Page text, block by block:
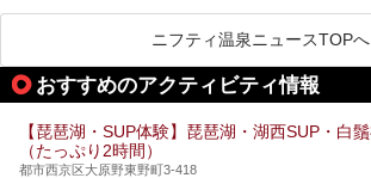
旅行やお出かけのついではもちろん
ひ気軽に立ち寄ってみてくださいね。
ニフティ温泉ニュースTOPへ
おすすめのアクティビティ情報
【琵琶湖・SUP体験】琵琶湖・湖西SUP・白
（たっぷり2時間）
都市西京区大原野東野町3-418